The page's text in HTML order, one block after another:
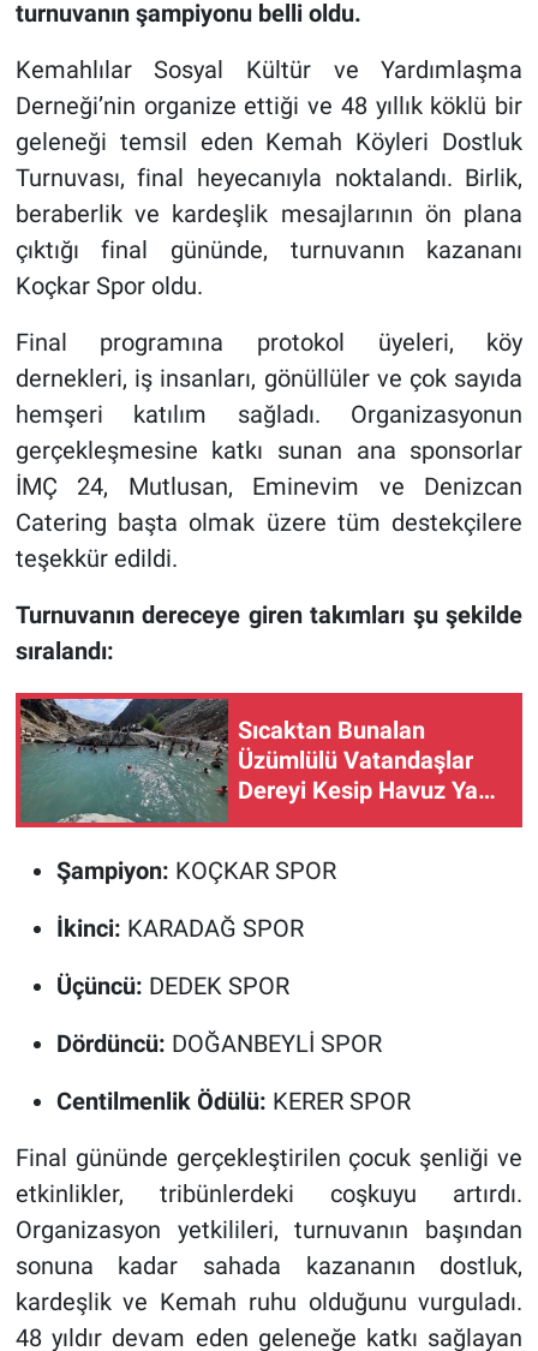
turnuvanın şampiyonu belli oldu.
Kemahlılar Sosyal Kültür ve Yardımlaşma
Derneği’nin organize ettiği ve 48 yıllık köklü bir
geleneği temsil eden Kemah Köyleri Dostluk
Turnuvası, final heyecanıyla noktalandı. Birlik,
beraberlik ve kardeşlik mesajlarının ön plana
çıktığı final gününde, turnuvanın kazananı
Koçkar Spor oldu.
Final programına protokol üyeleri, köy
dernekleri, iş insanları, gönüllüler ve çok sayıda
hemşeri katılım sağladı. Organizasyonun
gerçekleşmesine katkı sunan ana sponsorlar
İMÇ 24, Mutlusan, Eminevim ve Denizcan
Catering başta olmak üzere tüm destekçilere
teşekkür edildi.
Turnuvanın dereceye giren takımları şu şekilde
sıralandı:
Sıcaktan Bunalan
Üzümlülü Vatandaşlar
Dereyi Kesip Havuz Yaptı
(VİDEO)
Şampiyon: KOÇKAR SPOR
İkinci: KARADAĞ SPOR
Üçüncü: DEDEK SPOR
Dördüncü: DOĞANBEYLİ SPOR
Centilmenlik Ödülü: KERER SPOR
Final gününde gerçekleştirilen çocuk şenliği ve
etkinlikler, tribünlerdeki coşkuyu artırdı.
Organizasyon yetkilileri, turnuvanın başından
sonuna kadar sahada kazananın dostluk,
kardeşlik ve Kemah ruhu olduğunu vurguladı.
48 yıldır devam eden geleneğe katkı sağlayan